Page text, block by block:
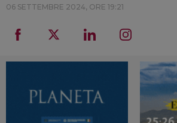
NON SOLO VINO
NEWSLETTER
DICONO DI NOI
06 SETTEMBRE 2024, ORE 19:21